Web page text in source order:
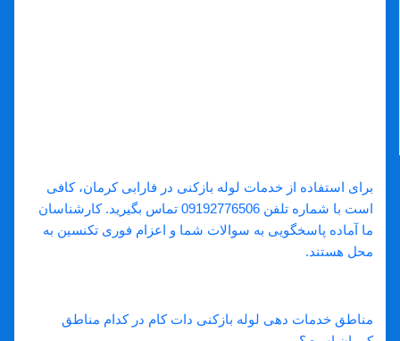
برای استفاده از خدمات لوله بازکنی در فارابی کرمان، کافی
است با شماره تلفن 09192776506 تماس بگیرید. کارشناسان
ما آماده پاسخگویی به سوالات شما و اعزام فوری تکنسین به
محل هستند.
مناطق خدمات دهی لوله بازکنی دات کام در کدام مناطق